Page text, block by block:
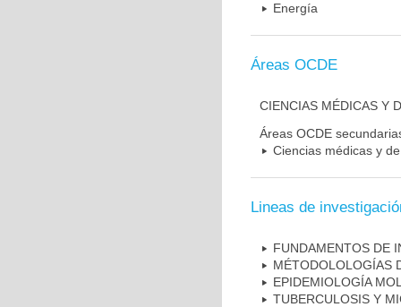
Energía
Áreas OCDE
CIENCIAS MÉDICAS Y
Áreas OCDE
Ciencias médicas y
Lineas de
FUNDAMENTOS DE
MÉTODOLOLOGÍAS
EPIDEMIOLOGÍA
TUBERCULOSIS Y